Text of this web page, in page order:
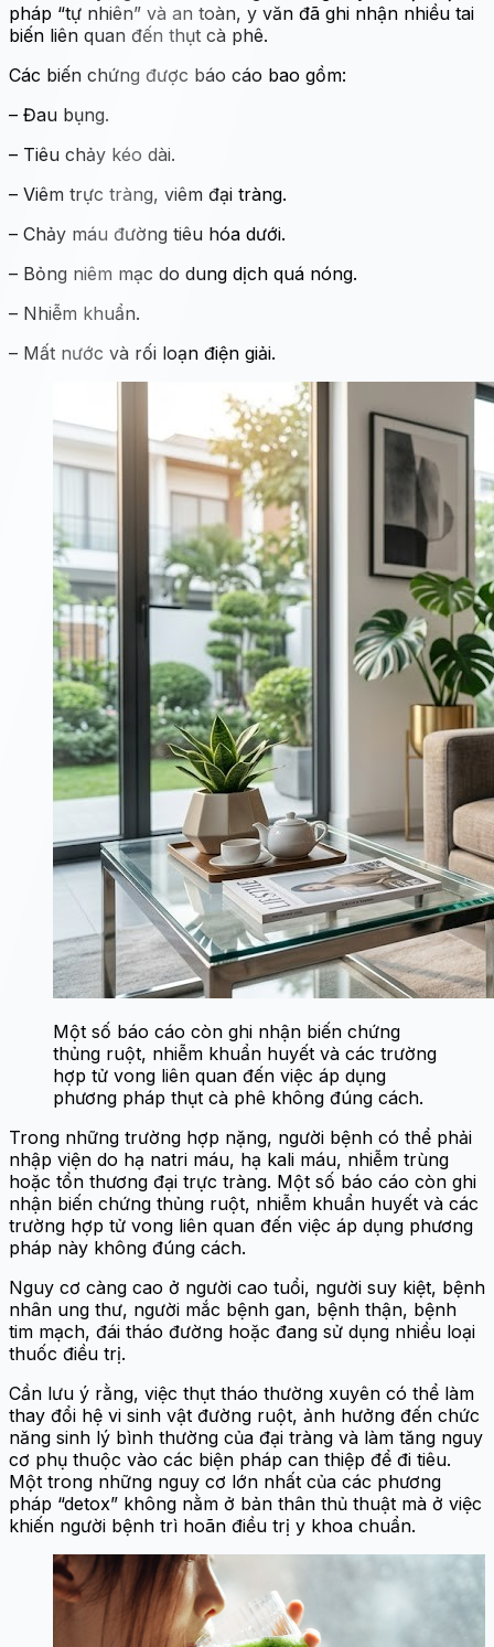
pháp “tự nhiên” và an toàn, y văn đã ghi nhận nhiều tai
biến liên quan đến thụt cà phê.
Các biến chứng được báo cáo bao gồm:
– Đau bụng.
– Tiêu chảy kéo dài.
– Viêm trực tràng, viêm đại tràng.
– Chảy máu đường tiêu hóa dưới.
– Bỏng niêm mạc do dung dịch quá nóng.
– Nhiễm khuẩn.
– Mất nước và rối loạn điện giải.
Một số báo cáo còn ghi nhận biến chứng
thủng ruột, nhiễm khuẩn huyết và các trường
hợp tử vong liên quan đến việc áp dụng
phương pháp thụt cà phê không đúng cách.
Trong những trường hợp nặng, người bệnh có thể phải
nhập viện do hạ natri máu, hạ kali máu, nhiễm trùng
hoặc tổn thương đại trực tràng. Một số báo cáo còn ghi
nhận biến chứng thủng ruột, nhiễm khuẩn huyết và các
trường hợp tử vong liên quan đến việc áp dụng phương
pháp này không đúng cách.
Nguy cơ càng cao ở người cao tuổi, người suy kiệt, bệnh
nhân ung thư, người mắc bệnh gan, bệnh thận, bệnh
tim mạch, đái tháo đường hoặc đang sử dụng nhiều loại
thuốc điều trị.
Cần lưu ý rằng, việc thụt tháo thường xuyên có thể làm
thay đổi hệ vi sinh vật đường ruột, ảnh hưởng đến chức
năng sinh lý bình thường của đại tràng và làm tăng nguy
cơ phụ thuộc vào các biện pháp can thiệp để đi tiêu.
Một trong những nguy cơ lớn nhất của các phương
pháp “detox” không nằm ở bản thân thủ thuật mà ở việc
khiến người bệnh trì hoãn điều trị y khoa chuẩn.